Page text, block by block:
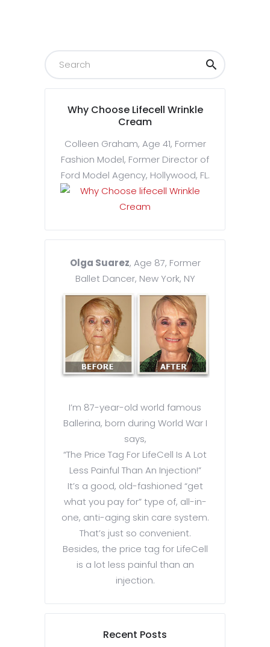
Why Choose Lifecell Wrinkle
Cream
Colleen Graham, Age 41, Former
Fashion Model, Former Director of
Ford Model Agency, Hollywood, FL.
Olga Suarez, Age 87, Former
Ballet Dancer, New York, NY
I’m 87-year-old world famous
Ballerina, born during World War I
says,
“The Price Tag For LifeCell Is A Lot
Less Painful Than An Injection!”
It’s a good, old-fashioned “get
what you pay for” type of, all-in-
one, anti-aging skin care system.
That’s just so convenient.
Besides, the price tag for LifeCell
is a lot less painful than an
injection.
Recent Posts